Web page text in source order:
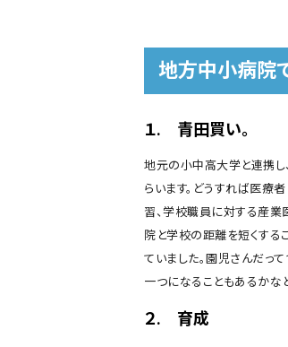
地方中小病院
１. 青田買い。
地元の小中高大学と連携し
らいます。どうすれば医療
習、学校職員に対する産業
院と学校の距離を短くする
ていました。園児さんだっ
一つになることもあるかな
２. 育成